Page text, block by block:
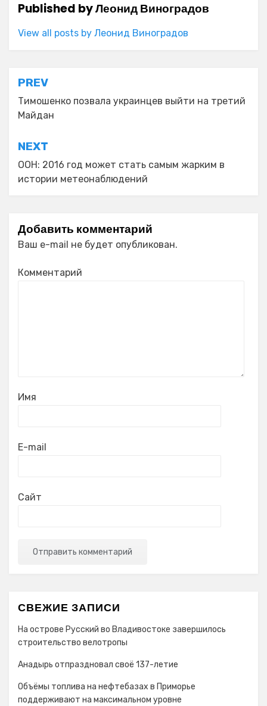
Published byЛеонид Виноградов
View all posts by Леонид Виноградов
Навигация
по
записям
PREV
Тимошенко позвала украинцев выйти на третий
Майдан
NEXT
ООН: 2016 год может стать самым жарким в
истории метеонаблюдений
Добавить комментарий
Ваш e-mail не будет опубликован.
Комментарий
Имя
E-mail
Сайт
СВЕЖИЕ ЗАПИСИ
На острове Русский во Владивостоке завершилось
строительство велотропы
Анадырь отпраздновал своё 137-летие
Объёмы топлива на нефтебазах в Приморье
поддерживают на максимальном уровне